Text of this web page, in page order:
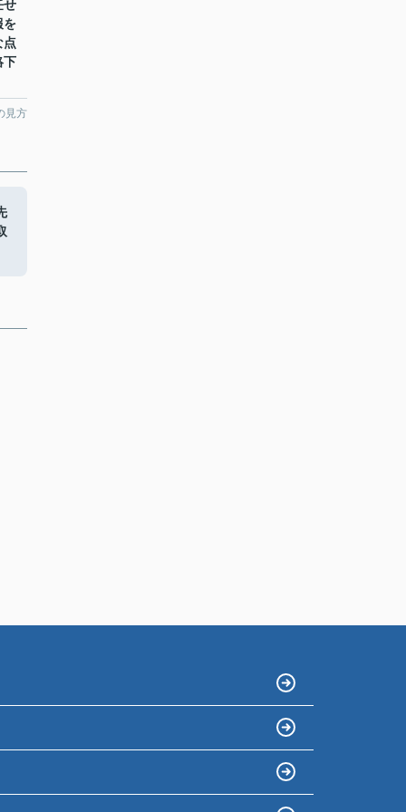
せ
を
点
下
見方